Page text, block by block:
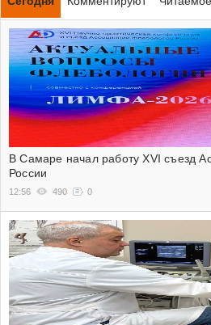
В Самаре начал работу XVI съезд
России
12:56 490 0